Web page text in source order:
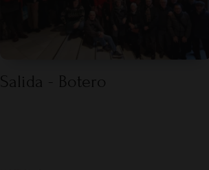
Salida - Botero